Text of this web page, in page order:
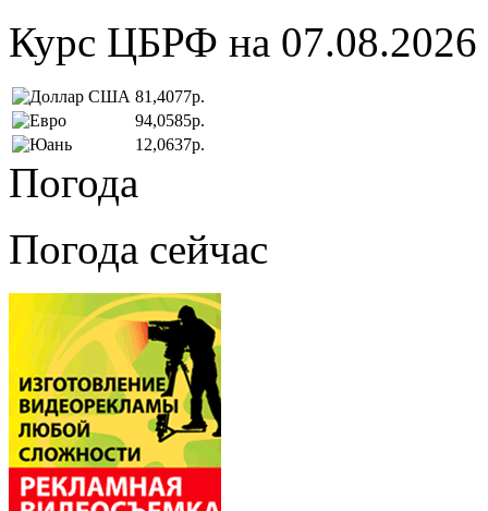
Курс ЦБРФ на 07.08.2026
81,4077р.
94,0585р.
12,0637р.
Погода
Погода сейчас